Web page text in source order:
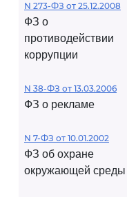
N 273-ФЗ от 25.12.2008
ФЗ о
противодействии
коррупции
N 38-ФЗ от 13.03.2006
ФЗ о рекламе
N 7-ФЗ от 10.01.2002
ФЗ об охране
окружающей среды